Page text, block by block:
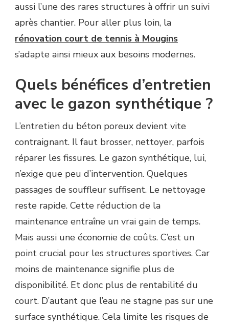
aussi l’une des rares structures à offrir un suivi
après chantier. Pour aller plus loin, la
rénovation court de tennis à Mougins
s’adapte ainsi mieux aux besoins modernes.
Quels bénéfices d’entretien
avec le gazon synthétique ?
L’entretien du béton poreux devient vite
contraignant. Il faut brosser, nettoyer, parfois
réparer les fissures. Le gazon synthétique, lui,
n’exige que peu d’intervention. Quelques
passages de souffleur suffisent. Le nettoyage
reste rapide. Cette réduction de la
maintenance entraîne un vrai gain de temps.
Mais aussi une économie de coûts. C’est un
point crucial pour les structures sportives. Car
moins de maintenance signifie plus de
disponibilité. Et donc plus de rentabilité du
court. D’autant que l’eau ne stagne pas sur une
surface synthétique. Cela limite les risques de